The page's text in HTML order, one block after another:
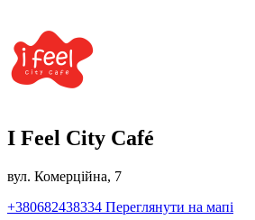
I Feel City Café
вул. Комерційна, 7
+380682438334 Переглянути на мапі